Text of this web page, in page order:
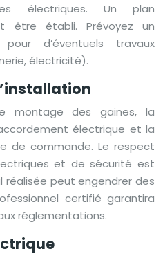
électriques. Un plan
être établi. Prévoyez un
d’éventuels travaux
électricité).
montage des gaines, la
électrique et la
de commande. Le respect
et de sécurité est
réalisée peut engendrer des
certifié garantira
réglementations.